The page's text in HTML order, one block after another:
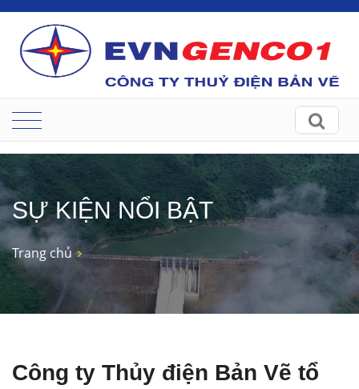
SỰ KIỆN NỔI BẬT
Trang chủ
Công ty Thủy điện Bản Vẽ tổ